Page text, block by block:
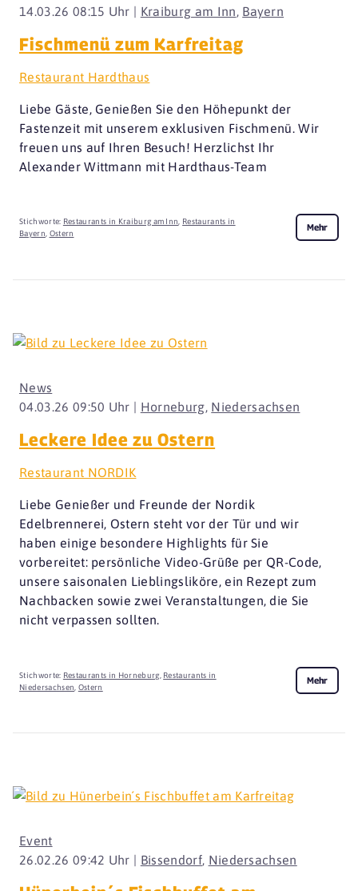
14.03.26 08:15 Uhr | Kraiburg am Inn, Bayern
Fischmenü zum Karfreitag
Restaurant Hardthaus
Liebe Gäste, Genießen Sie den Höhepunkt der
Fastenzeit mit unserem exklusiven Fischmenü. Wir
freuen uns auf Ihren Besuch! Herzlichst Ihr
Alexander Wittmann mit Hardthaus-Team
Stichworte: Restaurants in Kraiburg am Inn, Restaurants in
Bayern, Ostern
Mehr
04.03.26 09:50 Uhr | Horneburg, Niedersachsen
News
Leckere Idee zu Ostern
Restaurant NORDIK
Liebe Genießer und Freunde der Nordik
Edelbrennerei, Ostern steht vor der Tür und wir
haben einige besondere Highlights für Sie
vorbereitet: persönliche Video-Grüße per QR-Code,
unsere saisonalen Lieblingsliköre, ein Rezept zum
Nachbacken sowie zwei Veranstaltungen, die Sie
nicht verpassen sollten.
Stichworte: Restaurants in Horneburg Restaurants in
Niedersachsen Ostern
Mehr
26.02.26 09:42 Uhr | Bissendorf, Niedersachsen
Event